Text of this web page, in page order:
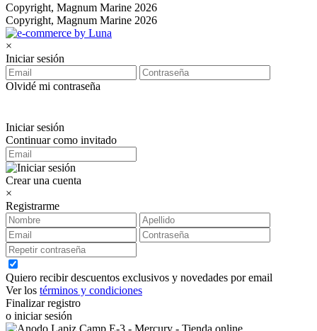
Copyright, Magnum Marine 2026
Copyright, Magnum Marine 2026
×
Iniciar sesión
Olvidé mi contraseña
Iniciar sesión
Continuar como invitado
Crear una cuenta
×
Registrarme
Quiero recibir descuentos exclusivos y novedades por email
Ver los términos y condiciones
Finalizar registro
o iniciar sesión